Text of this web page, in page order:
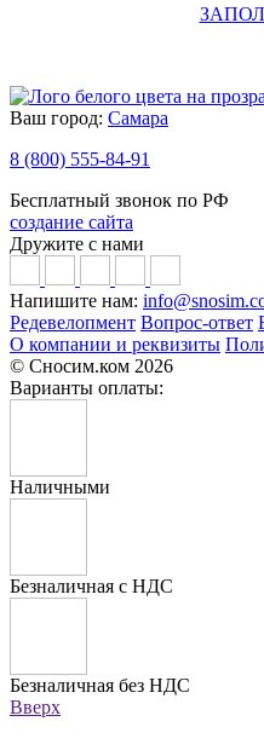
Ваш город: Самара
8 (800) 555-84-91
Бесплатный звонок по РФ
создание сайта
Дружите с нами
Напишите нам:
Редевелопмент Вопрос-ответ
О компании и реквизиты
© Сносим.ком 2026
Варианты оплаты:
Наличными
Безналичная с НДС
Безналичная без НДС
Вверх